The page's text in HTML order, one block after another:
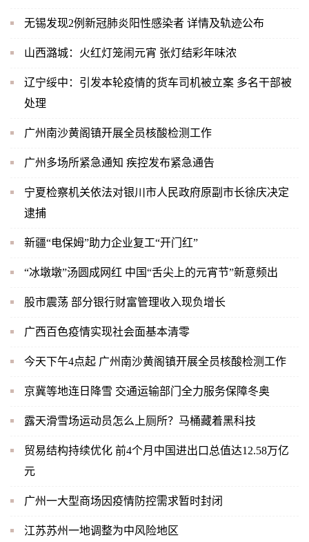
无锡发现2例新冠肺炎阳性感染者 详情及轨迹公布
山西潞城：火红灯笼闹元宵 张灯结彩年味浓
辽宁绥中：引发本轮疫情的货车司机被立案 多名干部被
处理
广州南沙黄阁镇开展全员核酸检测工作
广州多场所紧急通知 疾控发布紧急通告
宁夏检察机关依法对银川市人民政府原副市长徐庆决定
逮捕
新疆“电保姆”助力企业复工“开门红”
“冰墩墩”汤圆成网红 中国“舌尖上的元宵节”新意频出
股市震荡 部分银行财富管理收入现负增长
广西百色疫情实现社会面基本清零
今天下午4点起 广州南沙黄阁镇开展全员核酸检测工作
京冀等地连日降雪 交通运输部门全力服务保障冬奥
露天滑雪场运动员怎么上厕所？马桶藏着黑科技
贸易结构持续优化 前4个月中国进出口总值达12.58万亿
元
广州一大型商场因疫情防控需求暂时封闭
江苏苏州一地调整为中风险地区